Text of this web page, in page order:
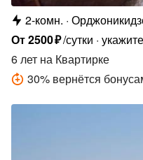
2-комн.
От2500₽/сутки
6 лет на Квартирке
30% вернётся